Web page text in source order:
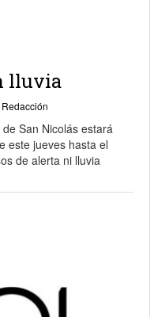
lluvia
2019
Redacción
San Nicolás estará
este jueves hasta el
de alerta ni lluvia